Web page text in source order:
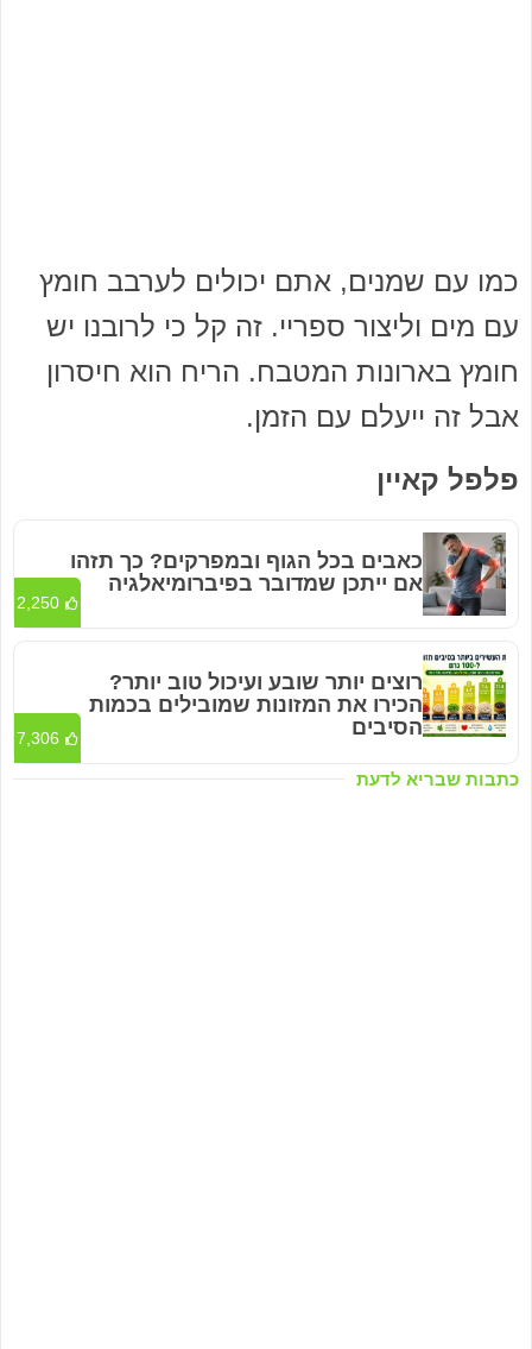
כמו עם שמנים, אתם יכולים לערבב חומץ
עם מים וליצור ספריי. זה קל כי לרובנו יש
חומץ בארונות המטבח. הריח הוא חיסרון
אבל זה ייעלם עם הזמן.
פלפל קאיין
כתבות שבריא לדעת
כאבים בכל הגוף ובמפרקים? כך תזהו
אם ייתכן שמדובר בפיברומיאלגיה
2,250
רוצים יותר שובע ועיכול טוב יותר?
הכירו את המזונות שמובילים בכמות
הסיבים
7,306